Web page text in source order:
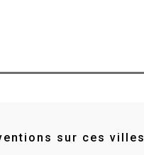
sur ces villes